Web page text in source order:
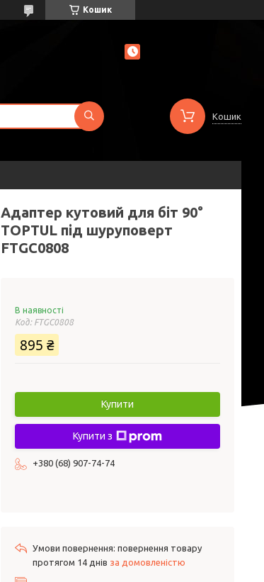
Кошик
Кошик
Адаптер кутовий для біт 90°
TOPTUL під шуруповерт
FTGC0808
В наявності
Код: FTGC0808
895 ₴
Купити
Купити з
+380 (68) 907-74-74
повернення товару
протягом 14 днів за домовленістю